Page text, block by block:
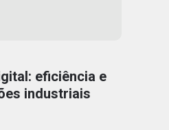
eficiência e
industriais